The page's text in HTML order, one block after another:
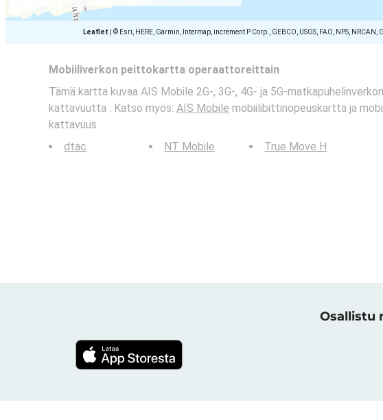
Leaflet © Esri, HERE, Garmin, Intermap, increment P Corp., GEBCO, USGS, FAO, NPS,
Mobiiliverkon peittokartta operaattoreittain
Tämä kartta kuvaa AIS Mobile 2G-, 3G-, 4G- ja 5G-matkapuhelinverkon
kattavuutta . Katso myös: AIS Mobile mobiilibittinopeuskartta ja
kattavuus .
dtac
NT Mobile True Move H
Osallistu